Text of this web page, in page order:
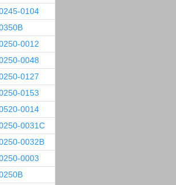
0104
0012
0048
0127
0153
0014
0031C
0032B
0003